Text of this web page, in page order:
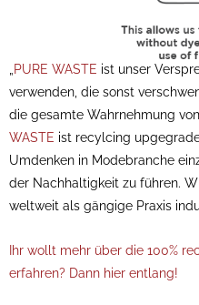
„PURE WASTE ist unser
verwenden, die sonst
die gesamte Wahrnehmung
WASTE ist recylcing
Umdenken in Modebranche
der Nachhaltigkeit zu führen.
weltweit als gängige Praxis
Ihr wollt mehr über die 100%
erfahren? Dann hier entlang!